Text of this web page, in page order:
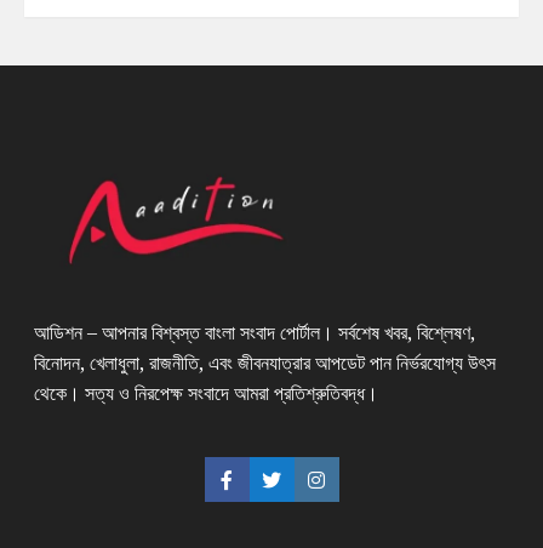
আডিশন – আপনার বিশ্বস্ত বাংলা সংবাদ পোর্টাল। সর্বশেষ খবর, বিশ্লেষণ,
বিনোদন, খেলাধুলা, রাজনীতি, এবং জীবনযাত্রার আপডেট পান নির্ভরযোগ্য উৎস
থেকে। সত্য ও নিরপেক্ষ সংবাদে আমরা প্রতিশ্রুতিবদ্ধ।